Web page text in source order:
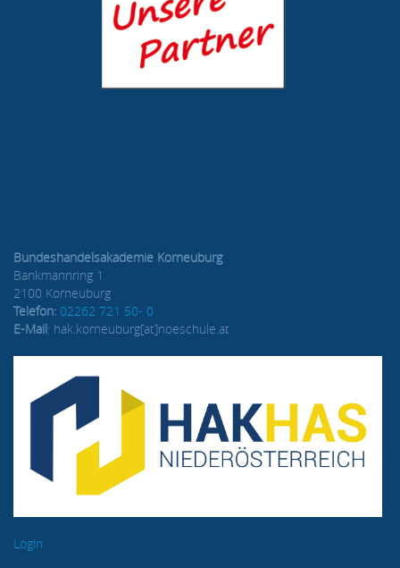
Bundeshandelsakademie Korneuburg
Bankmannring 1
2100 Korneuburg
Telefon: 02262 721 50- 0
E-Mail: hak.korneuburg[at]noeschule.at
Login